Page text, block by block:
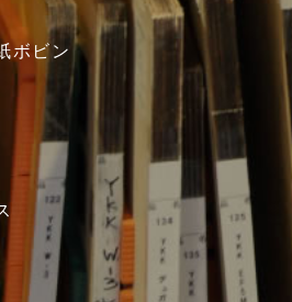
ボビン